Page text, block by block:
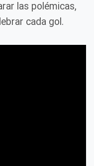
las polémicas,
cada gol.